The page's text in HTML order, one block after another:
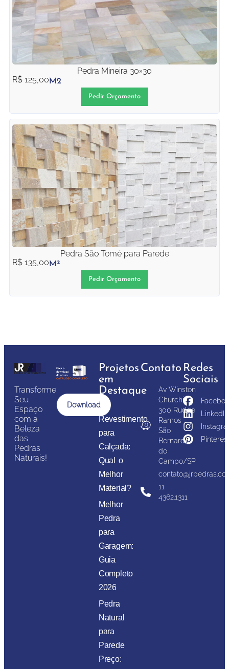
Pedra Mineira 30×30
R$ 125,00M2
Pedir Orçamento
Pedra São Tomé para Parede
R$ 135,00M²
Pedir Orçamento
Transforme
Seu
Espaço
com a
Beleza
das
Pedras
Naturais!
Download
Projetos
em
Destaque
Revestimento
para
Calçada:
Qual o
Melhor
Material?
Melhor
Pedra
para
Garagem:
Guia
Completo
2026
Pedra
Natural
para
Parede
Preço:
Contato
Av Winston
Churchill,
300 Rudge
Ramos –
São
Bernardo
do
Campo/SP
11
4362.1311
Redes
Sociais
LinkedIn
Pinterest